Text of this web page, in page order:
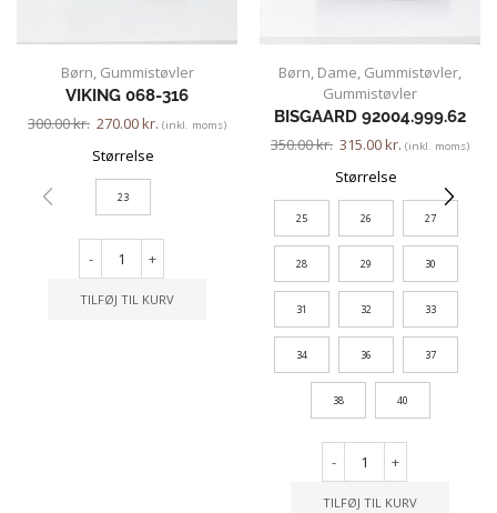
Børn, Gummistøvler
VIKING 068-316
300.00kr. 270.00kr. (inkl. moms)
Størrelse
23
- +
TILFØJ TIL KURV
Børn, Dame, Gummistøvler,
Gummistøvler
BISGAARD 92004.999.62
350.00kr. 315.00kr. (inkl. moms)
Størrelse
25 26 27
28 29 30
31 32 33
34 36 37
38 40
- +
TILFØJ TIL KURV